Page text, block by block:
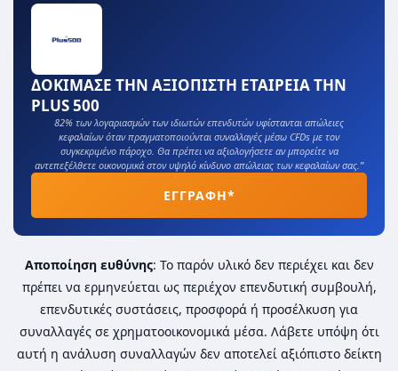
ΔΟΚΙΜΑΣΕ ΤΗΝ ΑΞΙΟΠΙΣΤΗ ΕΤΑΙΡΕΙΑ ΤΗΝ
PLUS 500
82% των λογαριασμών των ιδιωτών επενδυτών υφίστανται απώλειες
κεφαλαίων όταν πραγματοποιούνται συναλλαγές μέσω CFDs με τον
συγκεκριμένο πάροχο. Θα πρέπει να αξιολογήσετε αν μπορείτε να
αντεπεξέλθετε οικονομικά στον υψηλό κίνδυνο απώλειας των κεφαλαίων σας.”
ΕΓΓΡΑΦΗ*
Αποποίηση ευθύνης: Το παρόν υλικό δεν περιέχει και δεν
πρέπει να ερμηνεύεται ως περιέχον επενδυτική συμβουλή,
επενδυτικές συστάσεις, προσφορά ή προσέλκυση για
συναλλαγές σε χρηματοοικονομικά μέσα. Λάβετε υπόψη ότι
αυτή η ανάλυση συναλλαγών δεν αποτελεί αξιόπιστο δείκτη